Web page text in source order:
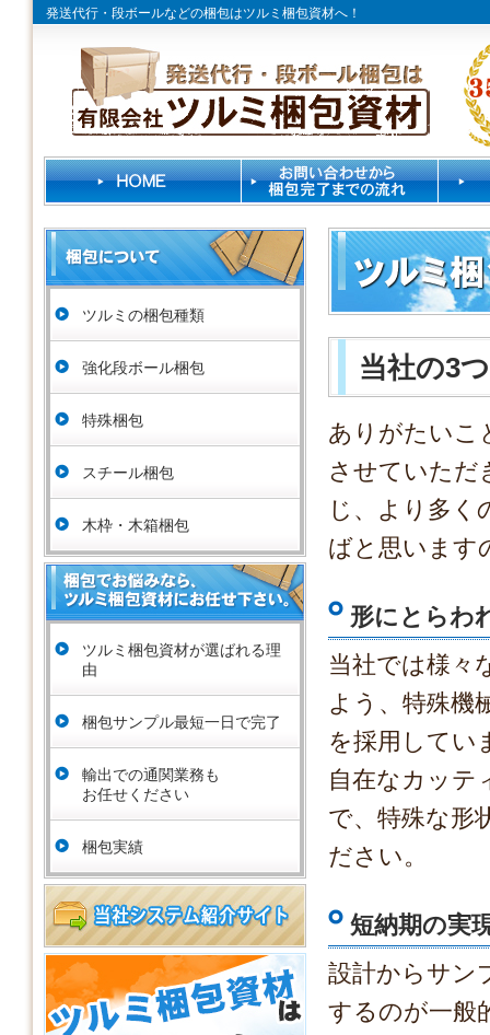
発送代行・段ボールなどの梱包はツルミ梱包資材へ！
当社の3
ありがたいこ
させていただ
じ、より多
ばと思います
形にとらわ
当社では様々
よう、特殊機
を採用してい
自在なカッテ
で、特殊な形
ださい。
短納期の実
設計からサン
するのが一般
ツルミの梱包種類
強化段ボール梱包
特殊梱包
スチール梱包
木枠・木箱梱包
ツルミ梱包資材が選ばれる理
由
梱包サンプル最短一日で完了
輸出での通関業務も
お任せください
梱包実績